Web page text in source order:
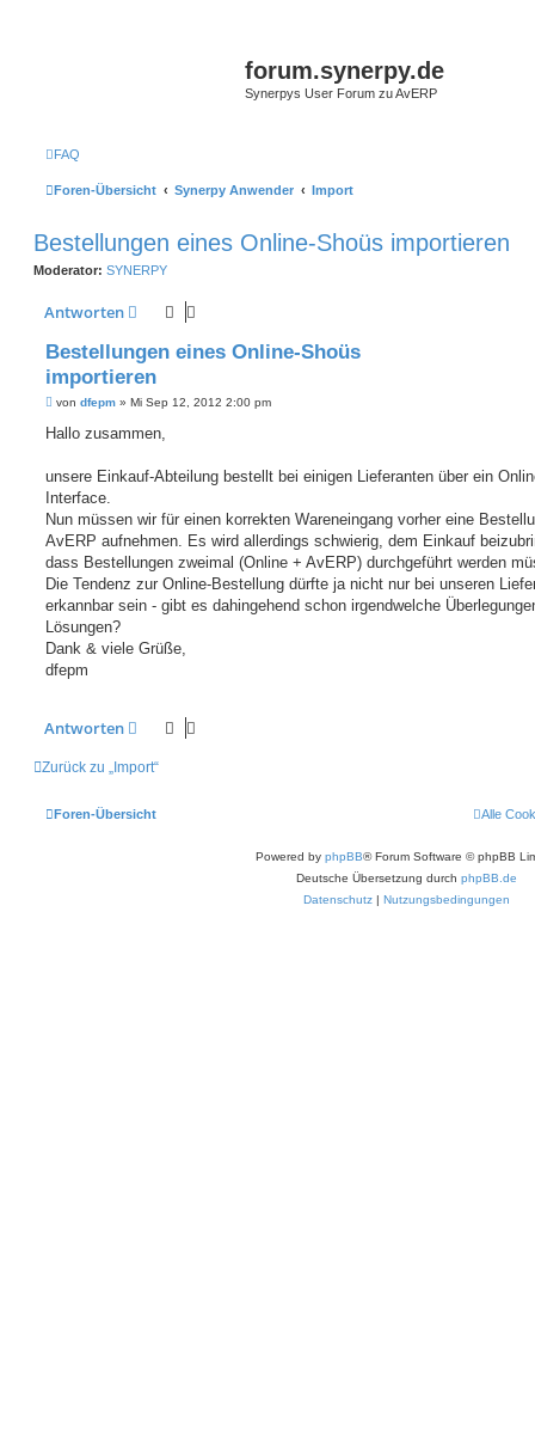
forum.synerpy.de
Synerpys User Forum zu AvERP
FAQ
Foren-Übersicht Synerpy Anwender Import
Bestellungen eines Online-Shoüs importieren
Moderator: SYNERPY
Antworten
Bestellungen eines Online-Shoüs
importieren
B
i
a
von dfepm » Mi Sep 12, 2012 2:00 pm
Hallo zusammen,
unsere Einkauf-Abteilung bestellt bei einigen Lieferanten über ein
Interface.
Nun müssen wir für einen korrekten Wareneingang vorher eine
AvERP aufnehmen. Es wird allerdings schwierig, dem Einkauf
dass Bestellungen zweimal (Online + AvERP) durchgeführt werden
Die Tendenz zur Online-Bestellung dürfte ja nicht nur bei unseren
erkannbar sein - gibt es dahingehend schon irgendwelche
Lösungen?
Dank & viele Grüße,
dfepm
Antworten
Zurück zu „Import“
Foren-Übersicht Alle
Powered by phpBB® Forum Software © phpBB
Deutsche Übersetzung durch phpBB.de
Datenschutz | Nutzungsbedingungen